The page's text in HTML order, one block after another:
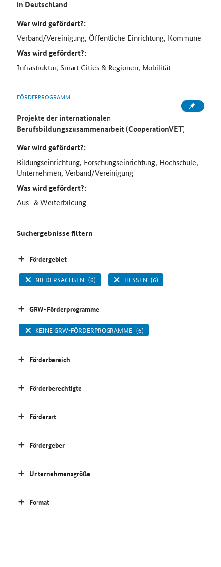
in Deutschland
Wer wird gefördert?:
Verband/Vereinigung, Öffentliche Einrichtung, Kommune
Was wird gefördert?:
Infrastruktur, Smart Cities & Regionen, Mobilität
FÖRDERPROGRAMM
Projekte der internationalen
Berufsbildungszusammenarbeit (CooperationVET)
Wer wird gefördert?:
Bildungseinrichtung, Forschungseinrichtung, Hochschule,
Unternehmen, Verband/Vereinigung
Was wird gefördert?:
Aus- & Weiterbildung
Suchergebnisse filtern
Fördergebiet
NIEDERSACHSEN (6) HESSEN (6)
GRW-Förderprogramme
KEINE GRW-FÖRDERPROGRAMME (6)
Förderbereich
Förderberechtigte
Förderart
Fördergeber
Unternehmensgröße
Format